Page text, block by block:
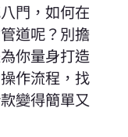
門，如何在
道呢？別擔
你量身打造
作流程，找
變得簡單又